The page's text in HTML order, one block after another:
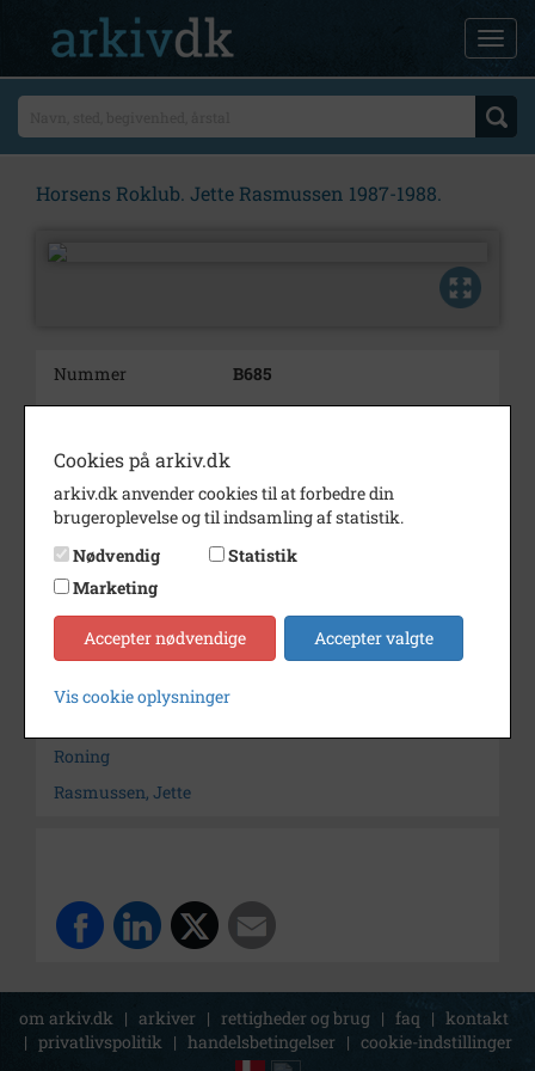
Horsens Roklub. Jette Rasmussen 1987-1988.
Nummer
B685
Beskrivelse
Periode
1987 - 1988
Fotograf
Størrelse
Arkiv
Horsens Idrætsarkiv
Roning
Rasmussen, Jette
om arkiv.dk | arkiver | rettigheder og brug | faq | kontakt
| privatlivspolitik | handelsbetingelser | cookie-indstillinger
Cookies på arkiv.dk
arkiv.dk anvender cookies til at forbedre din
brugeroplevelse og til indsamling af statistik.
Nødvendig
Statistik
Marketing
Accepter nødvendige Accepter valgte
Vis cookie oplysninger